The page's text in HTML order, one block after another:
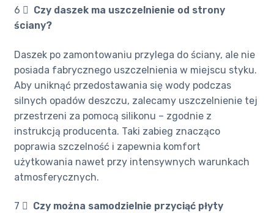
6 ️⃣ Czy daszek ma uszczelnienie od strony
ściany?
Daszek po zamontowaniu przylega do ściany, ale nie
posiada fabrycznego uszczelnienia w miejscu styku.
Aby uniknąć przedostawania się wody podczas
silnych opadów deszczu, zalecamy uszczelnienie tej
przestrzeni za pomocą silikonu – zgodnie z
instrukcją producenta. Taki zabieg znacząco
poprawia szczelność i zapewnia komfort
użytkowania nawet przy intensywnych warunkach
atmosferycznych.
7 ️⃣ Czy można samodzielnie przyciąć płyty